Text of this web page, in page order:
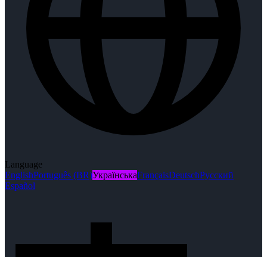
Language
EnglishPortuguês (BR)УкраїнськаFrançaisDeutschРусский
Español